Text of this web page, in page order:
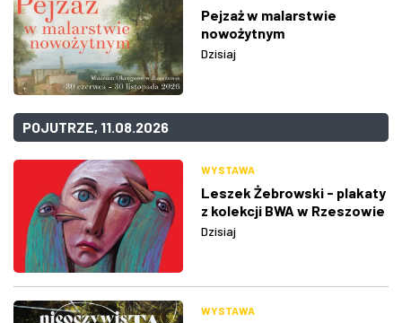
Pejzaż w malarstwie
nowożytnym
Dzisiaj
POJUTRZE, 11.08.2026
WYSTAWA
Leszek Żebrowski - plakaty
z kolekcji BWA w Rzeszowie
Dzisiaj
WYSTAWA